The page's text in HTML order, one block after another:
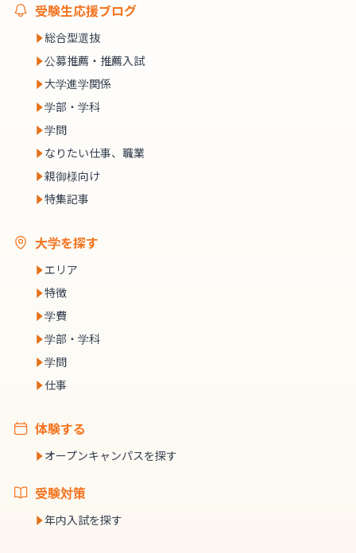
受験生応援ブログ
総合型選抜
公募推薦・推薦入試
大学進学関係
学部・学科
学問
なりたい仕事、職業
親御様向け
特集記事
大学を探す
エリア
特徴
学費
学部・学科
学問
仕事
体験する
オープンキャンパスを探す
受験対策
年内入試を探す